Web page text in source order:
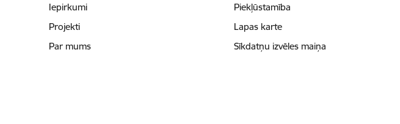
Iepirkumi
Projekti
Par mums
Piekļūstamība
Lapas karte
Sīkdatņu izvēles maiņa